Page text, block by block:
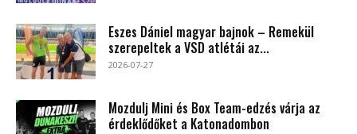
Eszes Dániel magyar bajnok – Remekül
szerepeltek a VSD atlétái az...
2026-07-27
Mozdulj Mini és Box Team-edzés várja az
érdeklődőket a Katonadombon